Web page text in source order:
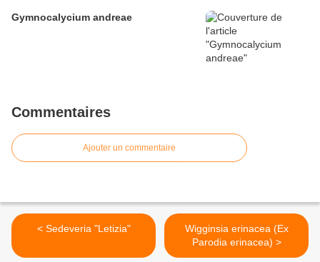
Gymnocalycium andreae
Commentaires
Ajouter un commentaire
< Sedeveria "Letizia"
Wigginsia erinacea (Ex
Parodia erinacea) >